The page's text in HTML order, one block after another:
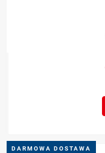
DARMOWA DOSTAWA